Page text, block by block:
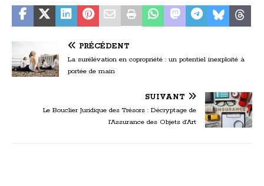
PRÉCÉDENT
La surélévation en copropriété : un potentiel inexploité à
portée de main
SUIVANT
Le Bouclier Juridique des Trésors : Décryptage de
l’Assurance des Objets d’Art